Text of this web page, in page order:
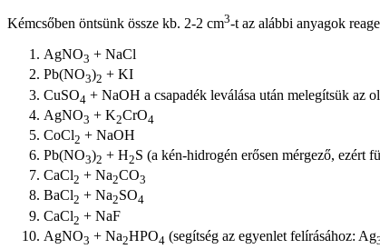
Kémcsőben öntsünk össze kb. 2-2 cm3-t az alábbi anyagok
AgNO3 + NaCl
Pb(NO3)2 + KI
CuSO4 + NaOH a csapadék leválása után melegítsük az
AgNO3 + K2CrO4
CoCl2 + NaOH
Pb(NO3)2 + H2S (a kén-hidrogén erősen mérgező, ezért
CaCl2 + Na2CO3
BaCl2 + Na2SO4
CaCl2 + NaF
AgNO3 + Na2HPO4 (segítség az egyenlet felírásához: Ag